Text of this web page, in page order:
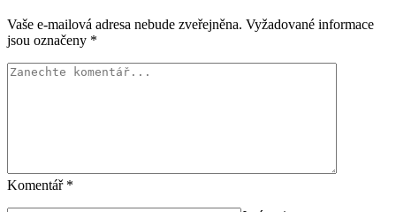
Vaše e-mailová adresa nebude zveřejněna. Vyžadované informace
jsou označeny *
Komentář *